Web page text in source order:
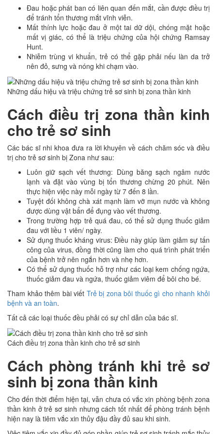
Đau hoặc phát ban có liên quan đến mắt, cần được điều trị
để tránh tổn thương mắt vĩnh viễn.
Mất thính lực hoặc đau ở một tai dữ dội, chóng mặt hoặc
mất vị giác, có thể là triệu chứng của hội chứng Ramsay
Hunt.
Nhiễm trùng vi khuẩn, trẻ có thể gặp phải nếu làn da trở
nên đỏ, sưng và nóng khi chạm vào.
Những dấu hiệu và triệu chứng trẻ sơ sinh bị zona thần kinh
Cách điều trị zona thần kinh
cho trẻ sơ sinh
Các bác sĩ nhi khoa đưa ra lời khuyên về cách chăm sóc và điều
trị cho trẻ sơ sinh bị Zona như sau:
Luôn giữ sạch vết thương: Dùng băng sạch ngâm nước
lạnh và đặt vào vùng bị tổn thương chừng 20 phút. Nên
thực hiện việc này mỗi ngày từ 7 đến 8 lần.
Tuyệt đối không chà xát mạnh làm vỡ mụn nước và không
được dùng vật bẩn để đụng vào vết thương.
Trong trường hợp trẻ quá đau, có thể sử dụng thuốc giảm
đau với liều 1 viên/ ngày.
Sử dụng thuốc kháng virus: Điều này giúp làm giảm sự tấn
công của virus, đồng thời cũng làm cho quá trình phát triển
của bệnh trở nên ngắn hơn và nhẹ hơn.
Có thể sử dụng thuốc hỗ trợ như các loại kem chống ngứa,
thuốc giảm đau và ngứa, thuốc giảm viêm để bôi cho bé.
Tham khảo thêm bài viết Trẻ bị zona bôi thuốc gì cho nhanh khỏi
bệnh và an toàn.
Tất cả các loại thuốc đều phải có sự chỉ dẫn của bác sĩ.
Cách điều trị zona thần kinh cho trẻ sơ sinh
Cách phòng tránh khi trẻ sơ
sinh bị zona thần kinh
Cho đến thời điểm hiện tại, vẫn chưa có vắc xin phòng bệnh zona
thần kinh ở trẻ sơ sinh nhưng cách tốt nhất để phòng tránh bệnh
hiện nay là tiêm vắc xin thủy đậu đầy đủ sau khi sinh.